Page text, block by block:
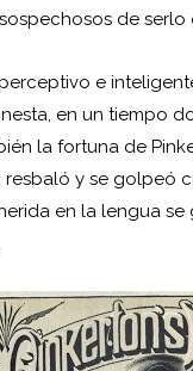
de
e
en un tiempo
la fortuna de
y se golpeó
en la lengua se